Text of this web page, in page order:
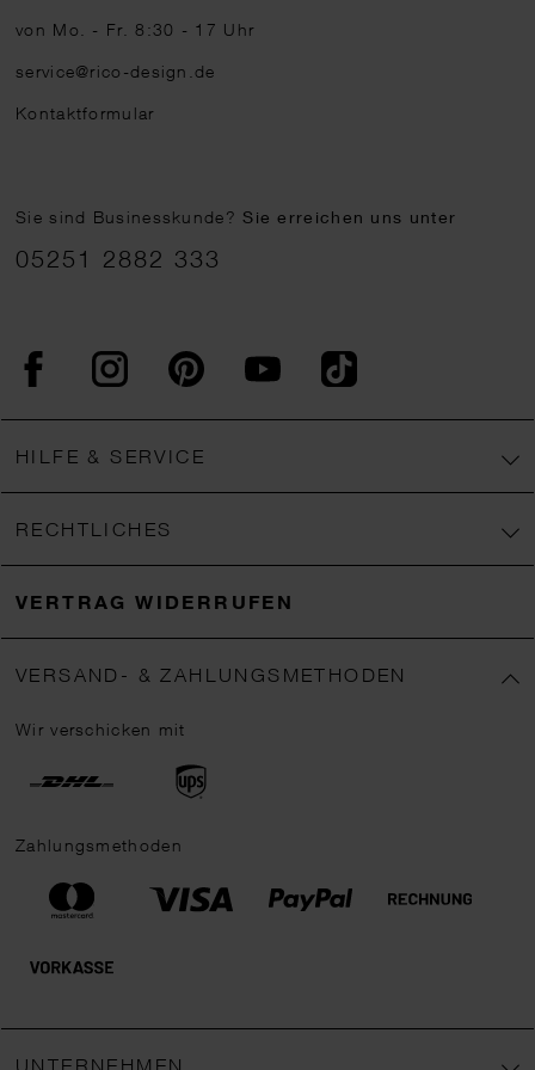
von Mo. - Fr. 8:30 - 17 Uhr
service@rico-design.de
Kontaktformular
Sie sind Businesskunde?Sie erreichen uns unter
05251 2882 333
FacebookInstagram PinterestYouTubeTikTok
HILFE & SERVICE
RECHTLICHES
VERTRAG WIDERRUFEN
VERSAND- & ZAHLUNGSMETHODEN
Wir verschicken mit
Zahlungsmethoden
UNTERNEHMEN